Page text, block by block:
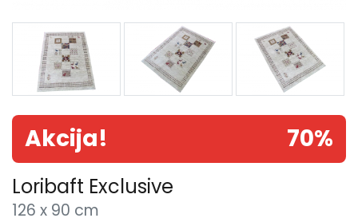
Akcija! 70%
Loribaft Exclusive
126 x 90 cm